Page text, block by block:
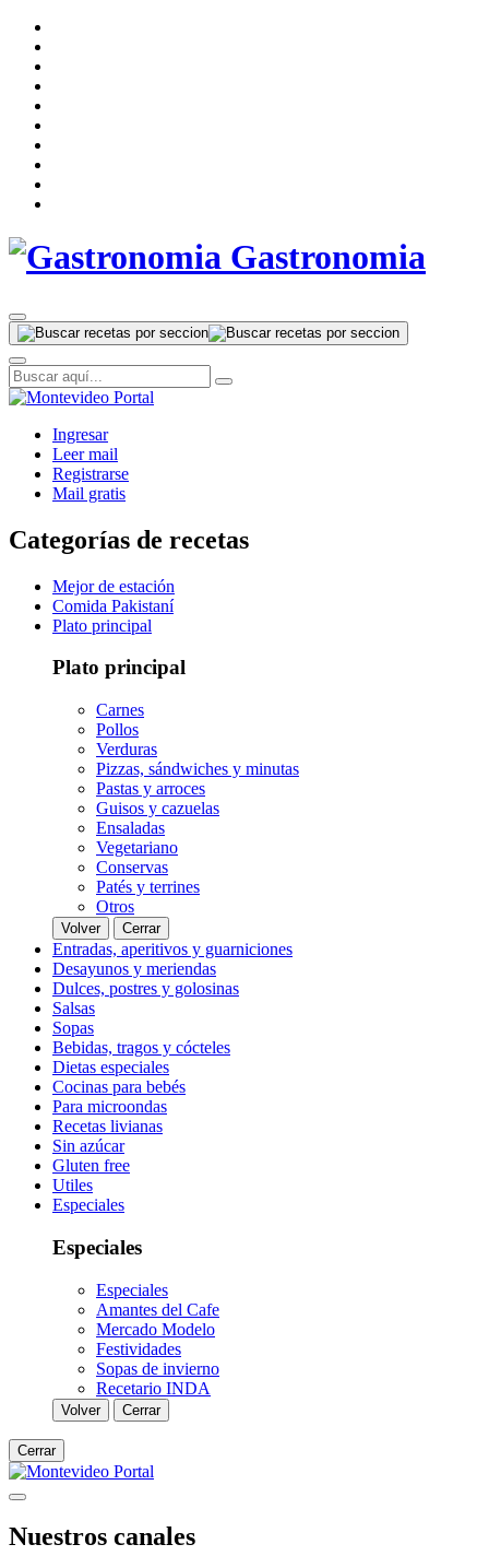
Gastronomia
Ingresar
Leer mail
Registrarse
Mail gratis
Categorías de recetas
Mejor de estación
Comida Pakistaní
Plato principal
Plato principal
Carnes
Pollos
Verduras
Pizzas, sándwiches y minutas
Pastas y arroces
Guisos y cazuelas
Ensaladas
Vegetariano
Conservas
Patés y terrines
Otros
Volver Cerrar
Entradas, aperitivos y guarniciones
Desayunos y meriendas
Dulces, postres y golosinas
Salsas
Sopas
Bebidas, tragos y cócteles
Dietas especiales
Cocinas para bebés
Para microondas
Recetas livianas
Sin azúcar
Gluten free
Utiles
Especiales
Especiales
Especiales
Amantes del Cafe
Mercado Modelo
Festividades
Sopas de invierno
Recetario INDA
Volver Cerrar
Cerrar
Nuestros canales